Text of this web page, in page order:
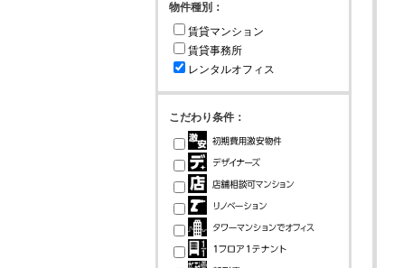
物件種別：
賃貸マンション
賃貸事務所
レンタルオフィス
こだわり条件：